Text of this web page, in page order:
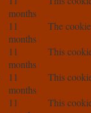
months
11
months
The
11
months
This
11
months
This
11
This